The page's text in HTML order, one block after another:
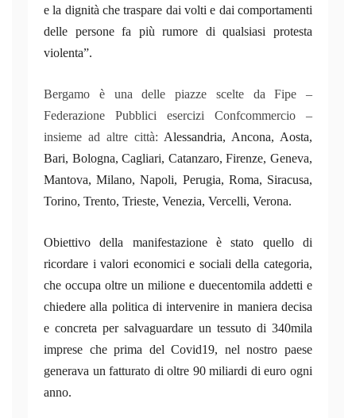
e la dignità che traspare dai volti e dai comportamenti
delle persone fa più rumore di qualsiasi protesta
violenta”.
Bergamo è una delle piazze scelte da Fipe –
Federazione Pubblici esercizi Confcommercio –
insieme ad altre città: Alessandria, Ancona, Aosta,
Bari, Bologna, Cagliari, Catanzaro, Firenze, Geneva,
Mantova, Milano, Napoli, Perugia, Roma, Siracusa,
Torino, Trento, Trieste, Venezia, Vercelli, Verona.
Obiettivo della manifestazione è stato quello di
ricordare i valori economici e sociali della categoria,
che occupa oltre un milione e duecentomila addetti e
chiedere alla politica di intervenire in maniera decisa
e concreta per salvaguardare un tessuto di 340mila
imprese che prima del Covid19, nel nostro paese
generava un fatturato di oltre 90 miliardi di euro ogni
anno.